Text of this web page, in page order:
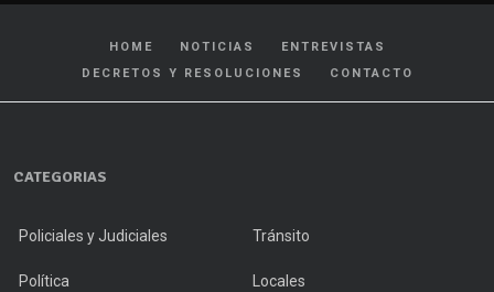
HOME NOTICIAS
ENTREVISTAS
DECRETOS Y RESOLUCIONES
CONTACTO
CATEGORIAS
Policiales y Judiciales Tránsito
Política Locales